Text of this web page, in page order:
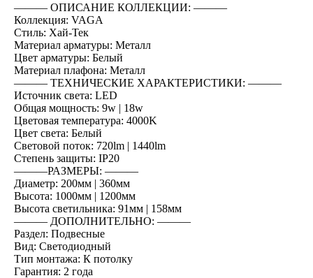
――― ОПИСАНИЕ КОЛЛЕКЦИИ: ―――
Коллекция: VAGA
Стиль: Хай-Тек
Материал арматуры: Металл
Цвет арматуры: Белый
Материал плафона: Металл
――― ТЕХНИЧЕСКИЕ ХАРАКТЕРИСТИКИ: ―――
Источник света: LED
Общая мощность: 9w | 18w
Цветовая температура: 4000K
Цвет света: Белый
Световой поток: 720lm | 1440lm
Степень защиты: IP20
―――РАЗМЕРЫ: ―――
Диаметр: 200мм | 360мм
Высота: 1000мм | 1200мм
Высота светильника: 91мм | 158мм
――― ДОПОЛНИТЕЛЬНО: ―――
Раздел: Подвесные
Вид: Светодиодный
Тип монтажа: К потолку
Гарантия: 2 года